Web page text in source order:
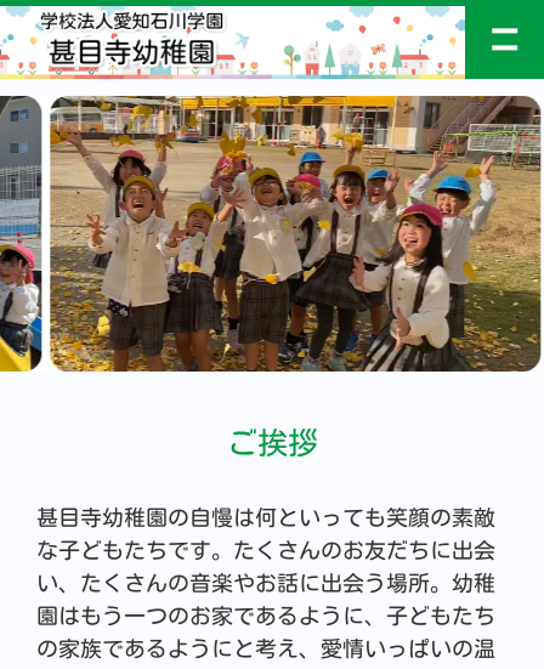
ご挨拶
甚目寺幼稚園の自慢は何といっても笑顔の素敵
な子どもたちです。たくさんのお友だちに出会
い、たくさんの音楽やお話に出会う場所。幼稚
園はもう一つのお家であるように、子どもたち
の家族であるようにと考え、愛情いっぱいの温